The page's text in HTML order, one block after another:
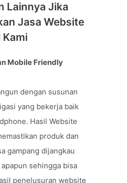
Lainnya Jika
Jasa Website
Mobile Friendly
dengan susunan
yang bekerja baik
Hasil Website
produk dan
gampang dijangkau
sehingga bisa
penelusuran website